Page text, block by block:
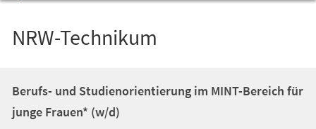
NRW-Technikum
Berufs- und Studienorientierung im MINT-Bereich für
junge Frauen* (w/d)